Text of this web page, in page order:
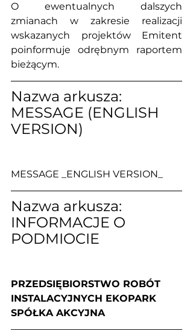
O ewentualnych dalszych
zmianach w zakresie realizacji
wskazanych projektów Emitent
poinformuje odrębnym raportem
bieżącym.
Nazwa arkusza:
MESSAGE (ENGLISH
VERSION)
MESSAGE _ENGLISH VERSION_
Nazwa arkusza:
INFORMACJE O
PODMIOCIE
PRZEDSIĘBIORSTWO ROBÓT
INSTALACYJNYCH EKOPARK
SPÓŁKA AKCYJNA